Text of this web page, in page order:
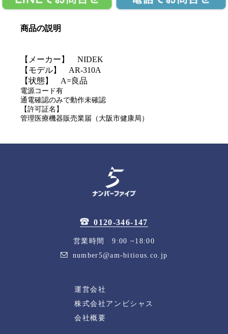
商品の説明
【メーカー】 NIDEK
【モデル】 AR-310A
【状態】 A=良品
電源コード有
通電確認のみで動作未確認
【許可証名】
管理医療機器販売業届（大阪市健康局）
0120-346-147
営業時間 9:00 ~18:00
number5@am-bitious.co.jp
運営会社
株式会社アンビシャス
会社概要